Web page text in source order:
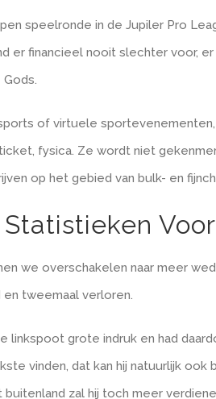
speelronde in de Jupiler Pro
er financieel nooit slechter voor,
of virtuele
fysica. Ze wordt niet
op het gebied van bulk- en
we overschakelen naar meer
tweemaal verloren.
linkspoot grote indruk en had
vinden, dat kan hij natuurlijk
zal hij toch meer